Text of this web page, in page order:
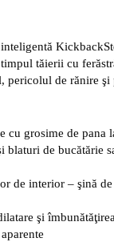
tăierii cu
pericolul de rănire şi
cu grosime de pana
blaturi de bucătărie
de interior – şină
şi